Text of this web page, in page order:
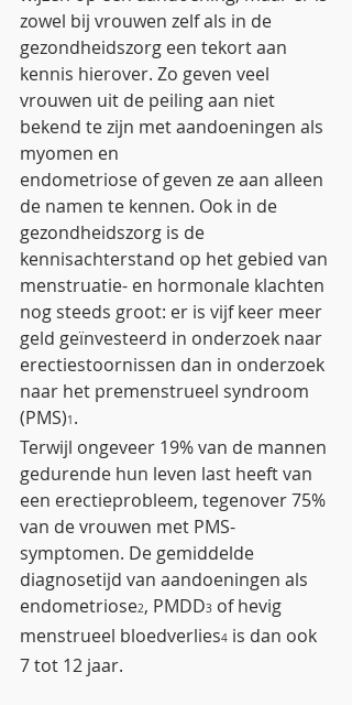
zowel bij vrouwen zelf als in de
gezondheidszorg een tekort aan
kennis hierover. Zo geven veel
vrouwen uit de peiling aan niet
bekend te zijn met aandoeningen als
myomen en
endometriose of geven ze aan alleen
de namen te kennen. Ook in de
gezondheidszorg is de
kennisachterstand op het gebied van
menstruatie- en hormonale klachten
nog steeds groot: er is vijf keer meer
geld geïnvesteerd in onderzoek naar
erectiestoornissen dan in onderzoek
naar het premenstrueel syndroom
(PMS)1 .
Terwijl ongeveer 19% van de mannen
gedurende hun leven last heeft van
een erectieprobleem, tegenover 75%
van de vrouwen met PMS-
symptomen. De gemiddelde
diagnosetijd van aandoeningen als
endometriose2, PMDD3 of hevig
menstrueel bloedverlies4 is dan ook
7 tot 12 jaar.